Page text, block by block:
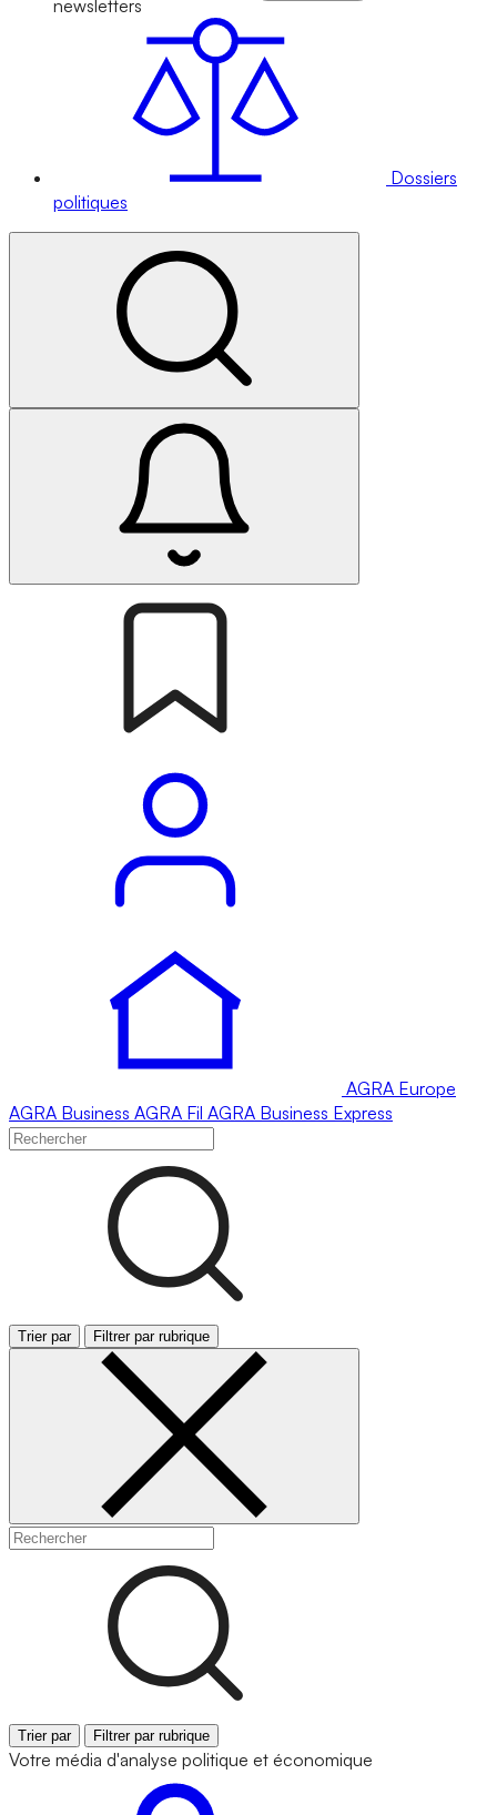
newsletters
Dossiers
politiques
AGRA Europe
AGRA Business AGRA Fil AGRA Business Express
Trier par Filtrer par rubrique
Trier par Filtrer par rubrique
Votre média d'analyse politique et économique